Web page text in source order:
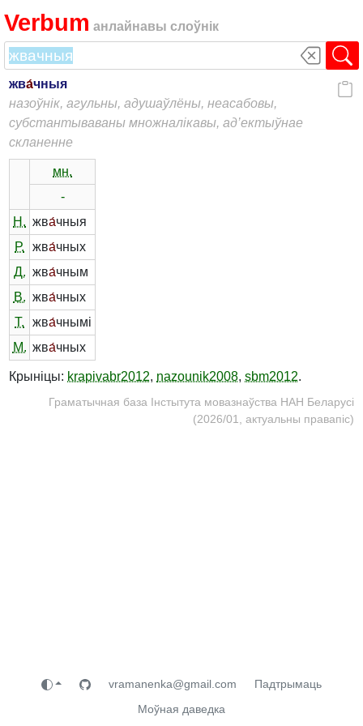
Verbum анлайнавы слоўнік
жва́чныя
назоўнік, агульны, адушаўлёны, неасабовы,
субстантываваны множналікавы, ад’ектыўнае
скланенне
мн.
-
Н. жва́чныя
Р.
жва́чных
Д. жва́чным
В. жва́чных
Т.
жва́чнымі
М. жва́чных
Крыніцы: krapivabr2012, nazounik2008, sbm2012.
Граматычная база Інстытута мовазнаўства НАН Беларусі
(2026/01, актуальны правапіс)
vramanenka@gmail.com
Падтрымаць
Моўная даведка